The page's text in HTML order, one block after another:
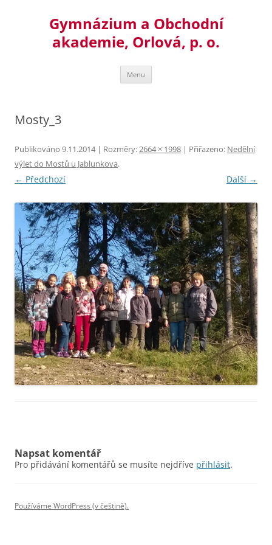
Gymnázium a Obchodní
akademie, Orlová, p. o.
Menu
Mosty_3
Publikováno 9.11.2014| Rozměry:2664 × 1998 | Přiřazeno: Nedělní
výlet do Mostů u Jablunkova.
← Předchozí Další →
Napsat komentář
Pro přidávání komentářů se musíte nejdříve přihlásit.
Používáme WordPress (v češtině).